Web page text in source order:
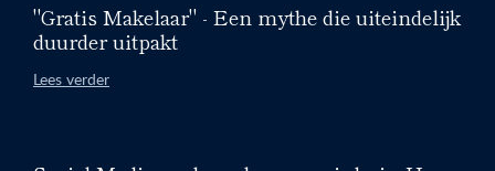
"Gratis Makelaar" - Een mythe die uiteindelijk
duurder uitpakt
Lees verder